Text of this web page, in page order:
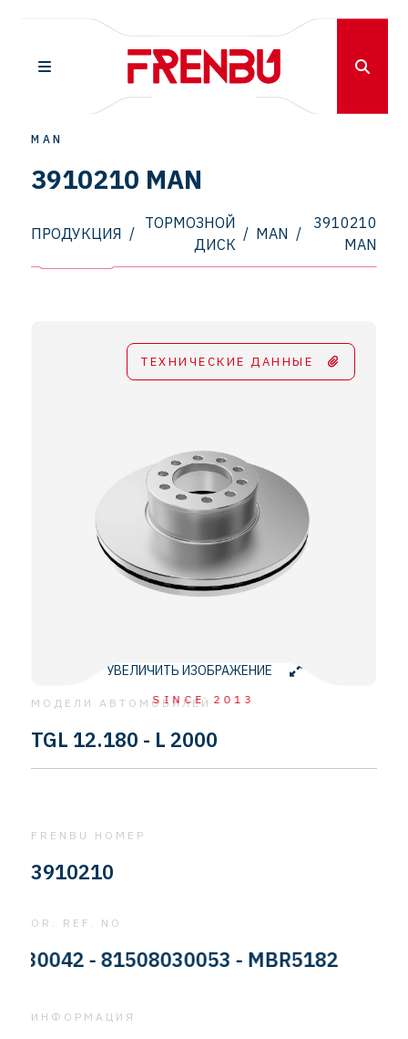
SINCE 2013
MAN
3910210 MAN
ПРОДУКЦИЯ /
ТОРМОЗНОЙ
ДИСК
/ MAN /
3910210
MAN
ТЕХНИЧЕСКИЕ ДАННЫЕ
УВЕЛИЧИТЬ ИЗОБРАЖЕНИЕ
МОДЕЛИ АВТОМОБИЛЕЙ
TGL 12.180 - L 2000
FRENBU НОМЕР
3910210
OR. REF. NO
- 81508030053 - MBR5182
ИНФОРМАЦИЯ